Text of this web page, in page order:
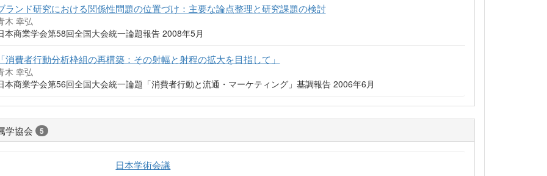
ランド研究における関係性問題の位置づけ：主要な論点整理と研究課題の検討
木 幸弘
本商業学会第58回全国大会統一論題報告 2008年5月
消費者行動分析枠組の再構築：その射幅と射程の拡大を目指して」
木 幸弘
本商業学会第56回全国大会統一論題「消費者行動と流通・マーケティング」基調報告 2006年6月
学協会 5
日本学術会議